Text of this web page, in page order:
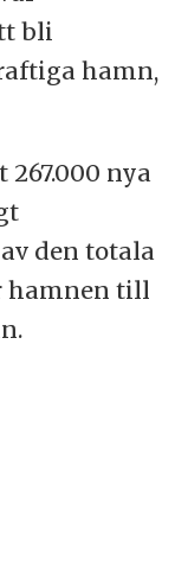
bli
hamn,
nya
den totala
hamnen till